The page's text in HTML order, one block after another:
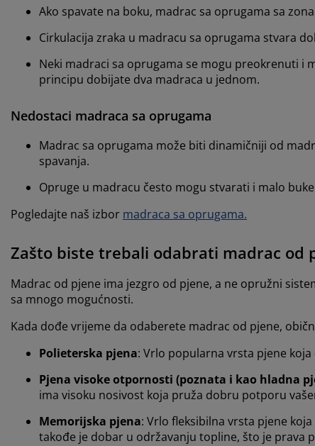
Ako spavate na boku, madrac sa oprugama sa
Cirkulacija zraka u madracu sa oprugama stvara
Neki madraci sa oprugama se mogu preokrenuti i
principu dobijate dva madraca u jednom.
Nedostaci madraca sa oprugama
Madrac sa oprugama može biti dinamičniji od
spavanja.
Opruge u madracu često mogu stvarati i malo
Pogledajte naš izbor madraca sa oprugama.
Zašto biste trebali odabrati madrac od
Madrac od pjene ima jezgro od pjene, a ne opružni
sa mnogo mogućnosti.
Kada dođe vrijeme da odaberete madrac od pjene,
Polieterska pjena: Vrlo popularna vrsta pjene
Pjena visoke otpornosti (poznata i kao hladna
ima visoku nosivost koja pruža dobru potporu
Memorijska pjena: Vrlo fleksibilna vrsta pjene
takođe je dobar u održavanju topline, što je prava